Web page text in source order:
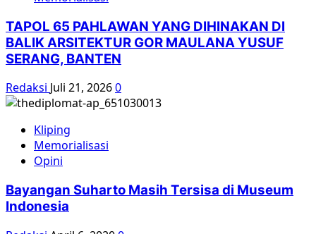
TAPOL 65 PAHLAWAN YANG DIHINAKAN DI
BALIK ARSITEKTUR GOR MAULANA YUSUF
SERANG, BANTEN
Redaksi Juli 21, 20260
Kliping
Memorialisasi
Opini
Bayangan Suharto Masih Tersisa di Museum
Indonesia